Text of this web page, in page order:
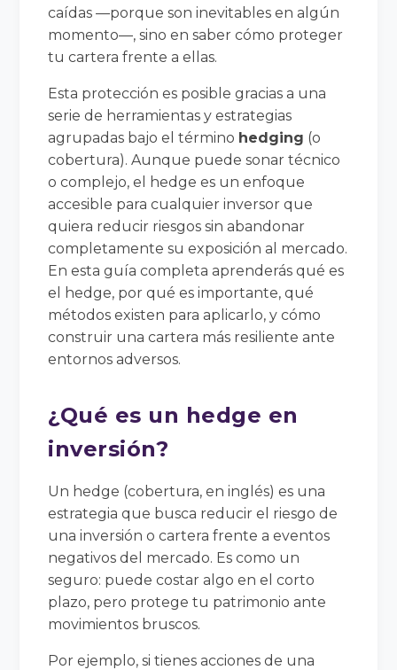
caídas —porque son inevitables en algún
momento—, sino en saber cómo proteger
tu cartera frente a ellas.
Esta protección es posible gracias a una
serie de herramientas y estrategias
agrupadas bajo el término hedging (o
cobertura). Aunque puede sonar técnico
o complejo, el hedge es un enfoque
accesible para cualquier inversor que
quiera reducir riesgos sin abandonar
completamente su exposición al mercado.
En esta guía completa aprenderás qué es
el hedge, por qué es importante, qué
métodos existen para aplicarlo, y cómo
construir una cartera más resiliente ante
entornos adversos.
¿Qué es un hedge en
inversión?
Un hedge (cobertura, en inglés) es una
estrategia que busca reducir el riesgo de
una inversión o cartera frente a eventos
negativos del mercado. Es como un
seguro: puede costar algo en el corto
plazo, pero protege tu patrimonio ante
movimientos bruscos.
Por ejemplo, si tienes acciones de una